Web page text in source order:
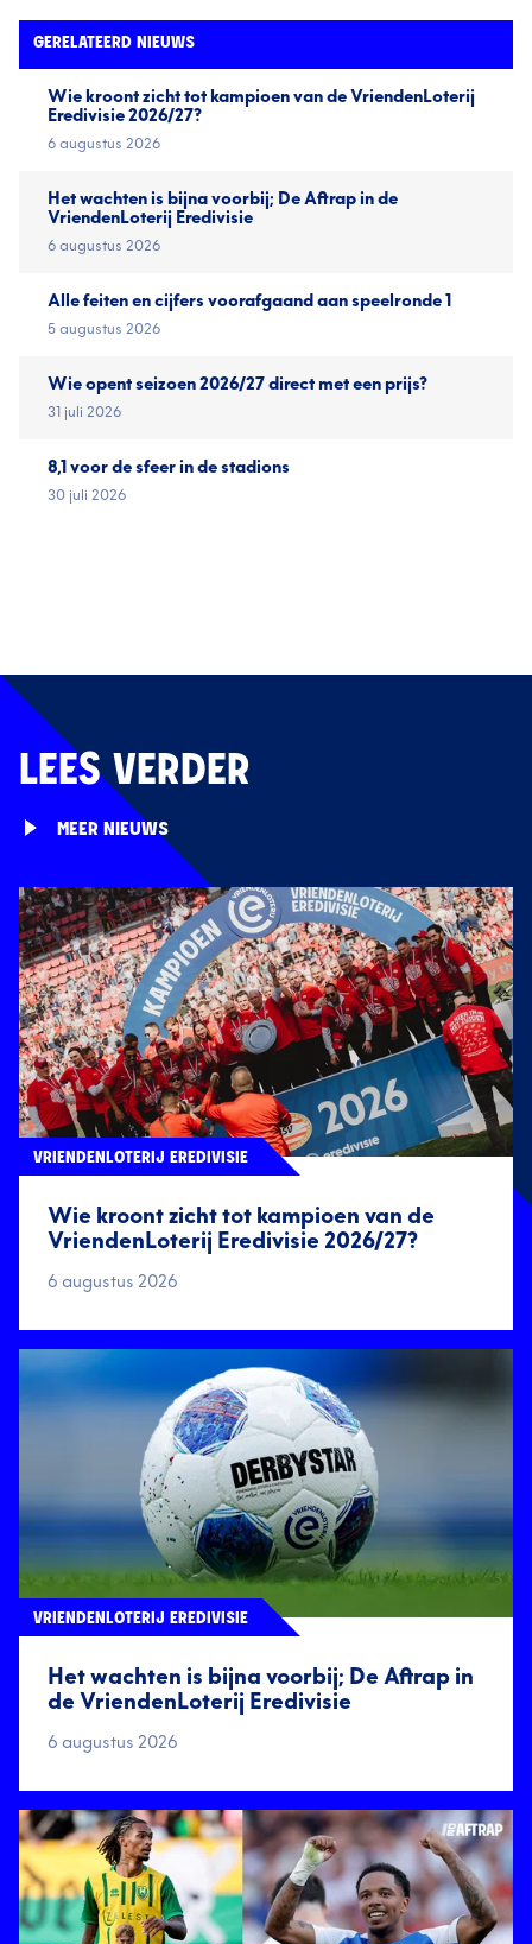
GERELATEERD NIEUWS
Wie kroont zicht tot kampioen van de VriendenLoterij
Eredivisie 2026/27?
6 augustus 2026
Het wachten is bijna voorbij; De Aftrap in de
VriendenLoterij Eredivisie
6 augustus 2026
Alle feiten en cijfers voorafgaand aan speelronde 1
5 augustus 2026
Wie opent seizoen 2026/27 direct met een prijs?
31 juli 2026
8,1 voor de sfeer in de stadions
30 juli 2026
LEES VERDER
MEER NIEUWS
Wie kroont zicht tot kampioen van de
VriendenLoterij Eredivisie 2026/27?
VRIENDENLOTERIJ EREDIVISIE
6 augustus 2026
Het wachten is bijna voorbij; De Aftrap in
de VriendenLoterij Eredivisie
VRIENDENLOTERIJ EREDIVISIE
6 augustus 2026